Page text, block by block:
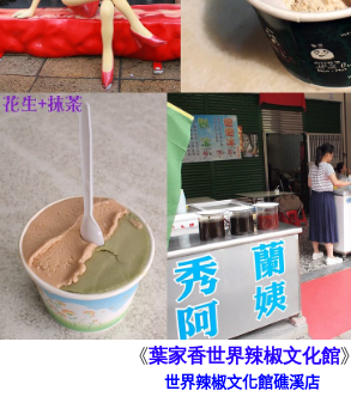
《葉家香世界辣椒文化館》
世界辣椒文化館礁溪店